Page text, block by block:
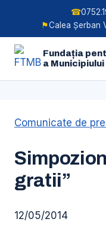
☎
⚑Calea Șerban
Fundația
a
Comunicate de
gratii”
12/05/2014